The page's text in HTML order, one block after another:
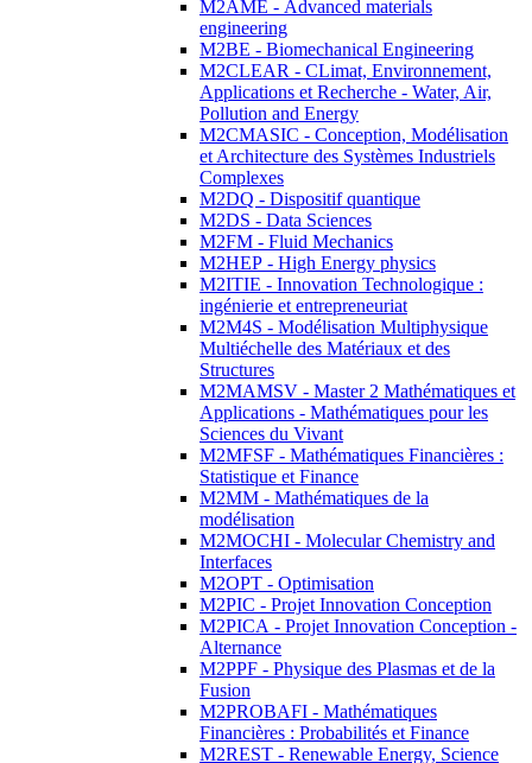
M2AME - Advanced materials
engineering
M2BE - Biomechanical Engineering
M2CLEAR - CLimat, Environnement,
Applications et Recherche - Water, Air,
Pollution and Energy
M2CMASIC - Conception, Modélisation
et Architecture des Systèmes Industriels
Complexes
M2DQ - Dispositif quantique
M2DS - Data Sciences
M2FM - Fluid Mechanics
M2HEP - High Energy physics
M2ITIE - Innovation Technologique :
ingénierie et entrepreneuriat
M2M4S - Modélisation Multiphysique
Multiéchelle des Matériaux et des
Structures
M2MAMSV - Master 2 Mathématiques et
Applications - Mathématiques pour les
Sciences du Vivant
M2MFSF - Mathématiques Financières :
Statistique et Finance
M2MM - Mathématiques de la
modélisation
M2MOCHI - Molecular Chemistry and
Interfaces
M2OPT - Optimisation
M2PIC - Projet Innovation Conception
M2PICA - Projet Innovation Conception -
Alternance
M2PPF - Physique des Plasmas et de la
Fusion
M2PROBAFI - Mathématiques
Financières : Probabilités et Finance
M2REST - Renewable Energy, Science